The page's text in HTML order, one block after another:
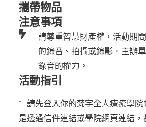
攜帶物品
注意事項
請尊重智慧財產權，活動期
的錄音、拍攝或錄影。主辦
錄音的權力。
活動指引
1. 請先登入你的梵宇全人療癒學
是透過信件連結或學院網頁連結